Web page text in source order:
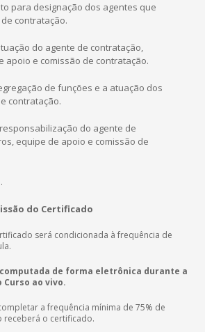
para designação dos agentes que
contratação.
do agente de contratação,
apoio e comissão de contratação.
de funções e a atuação dos
contratação.
do agente de
equipe de apoio e comissão de
do Certificado
será condicionada à frequência de
de forma eletrônica durante a
ao vivo.
a frequência mínima de 75% de
receberá o certificado.